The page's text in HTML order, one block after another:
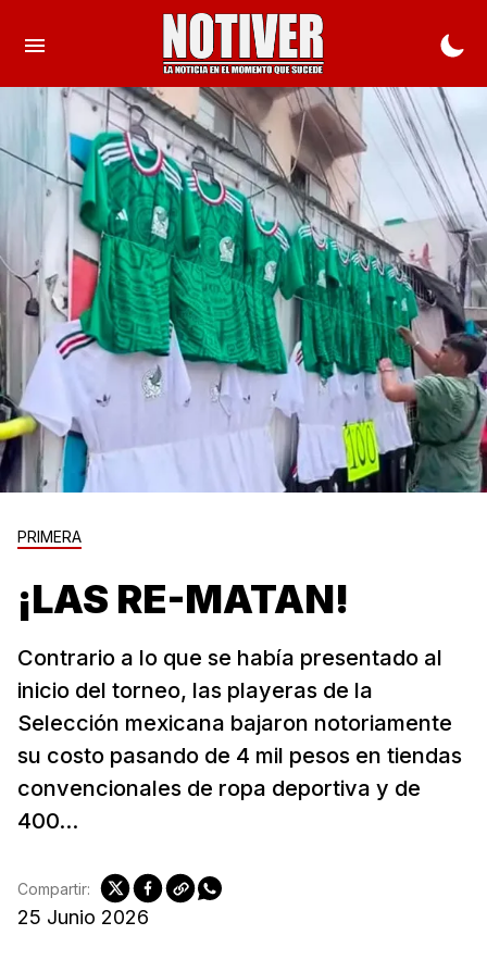
PRIMERA
¡LAS RE-MATAN!
Contrario a lo que se había presentado al
inicio del torneo, las playeras de la
Selección mexicana bajaron notoriamente
su costo pasando de 4 mil pesos en tiendas
convencionales de ropa deportiva y de
400...
25 Junio 2026
Compartir: